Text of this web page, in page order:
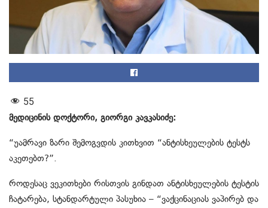
55
მედიცინის დოქტორი, გიორგი კავკასიძე:
“უამრავი ზარი შემოგვდის კითხვით “ანტისხეულების ტესტს
აკეთებთ?”.
როდესაც ვეკითხები რისთვის გინდათ ანტისხეულების ტესტის
ჩატარება, სტანდარტული პასუხია – “ვაქცინაციას ვაპირებ და